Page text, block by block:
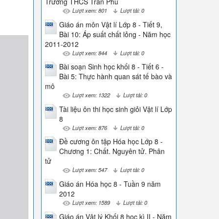
Lượt xem: 801 Lượt tải: 0
Giáo án môn Vật lí Lớp 8 - Tiết 9,
Bài 10: Áp suất chất lỏng - Năm học
2011-2012
Lượt xem: 844 Lượt tải: 0
Bài soạn Sinh học khối 8 - Tiết 6 -
Bài 5: Thực hành quan sát tế bào và
mô
Lượt xem: 1322 Lượt tải: 0
Tài liệu ôn thi học sinh giỏi Vật lí Lớp
8
Lượt xem: 876 Lượt tải: 0
Đề cương ôn tập Hóa học Lớp 8 -
Chương 1: Chất. Nguyên tử. Phân
tử
Lượt xem: 547 Lượt tải: 0
Giáo án Hóa học 8 - Tuần 9 năm
2012
Lượt xem: 1589 Lượt tải: 0
Giáo án Vật lý Khối 8 học kì II - Năm